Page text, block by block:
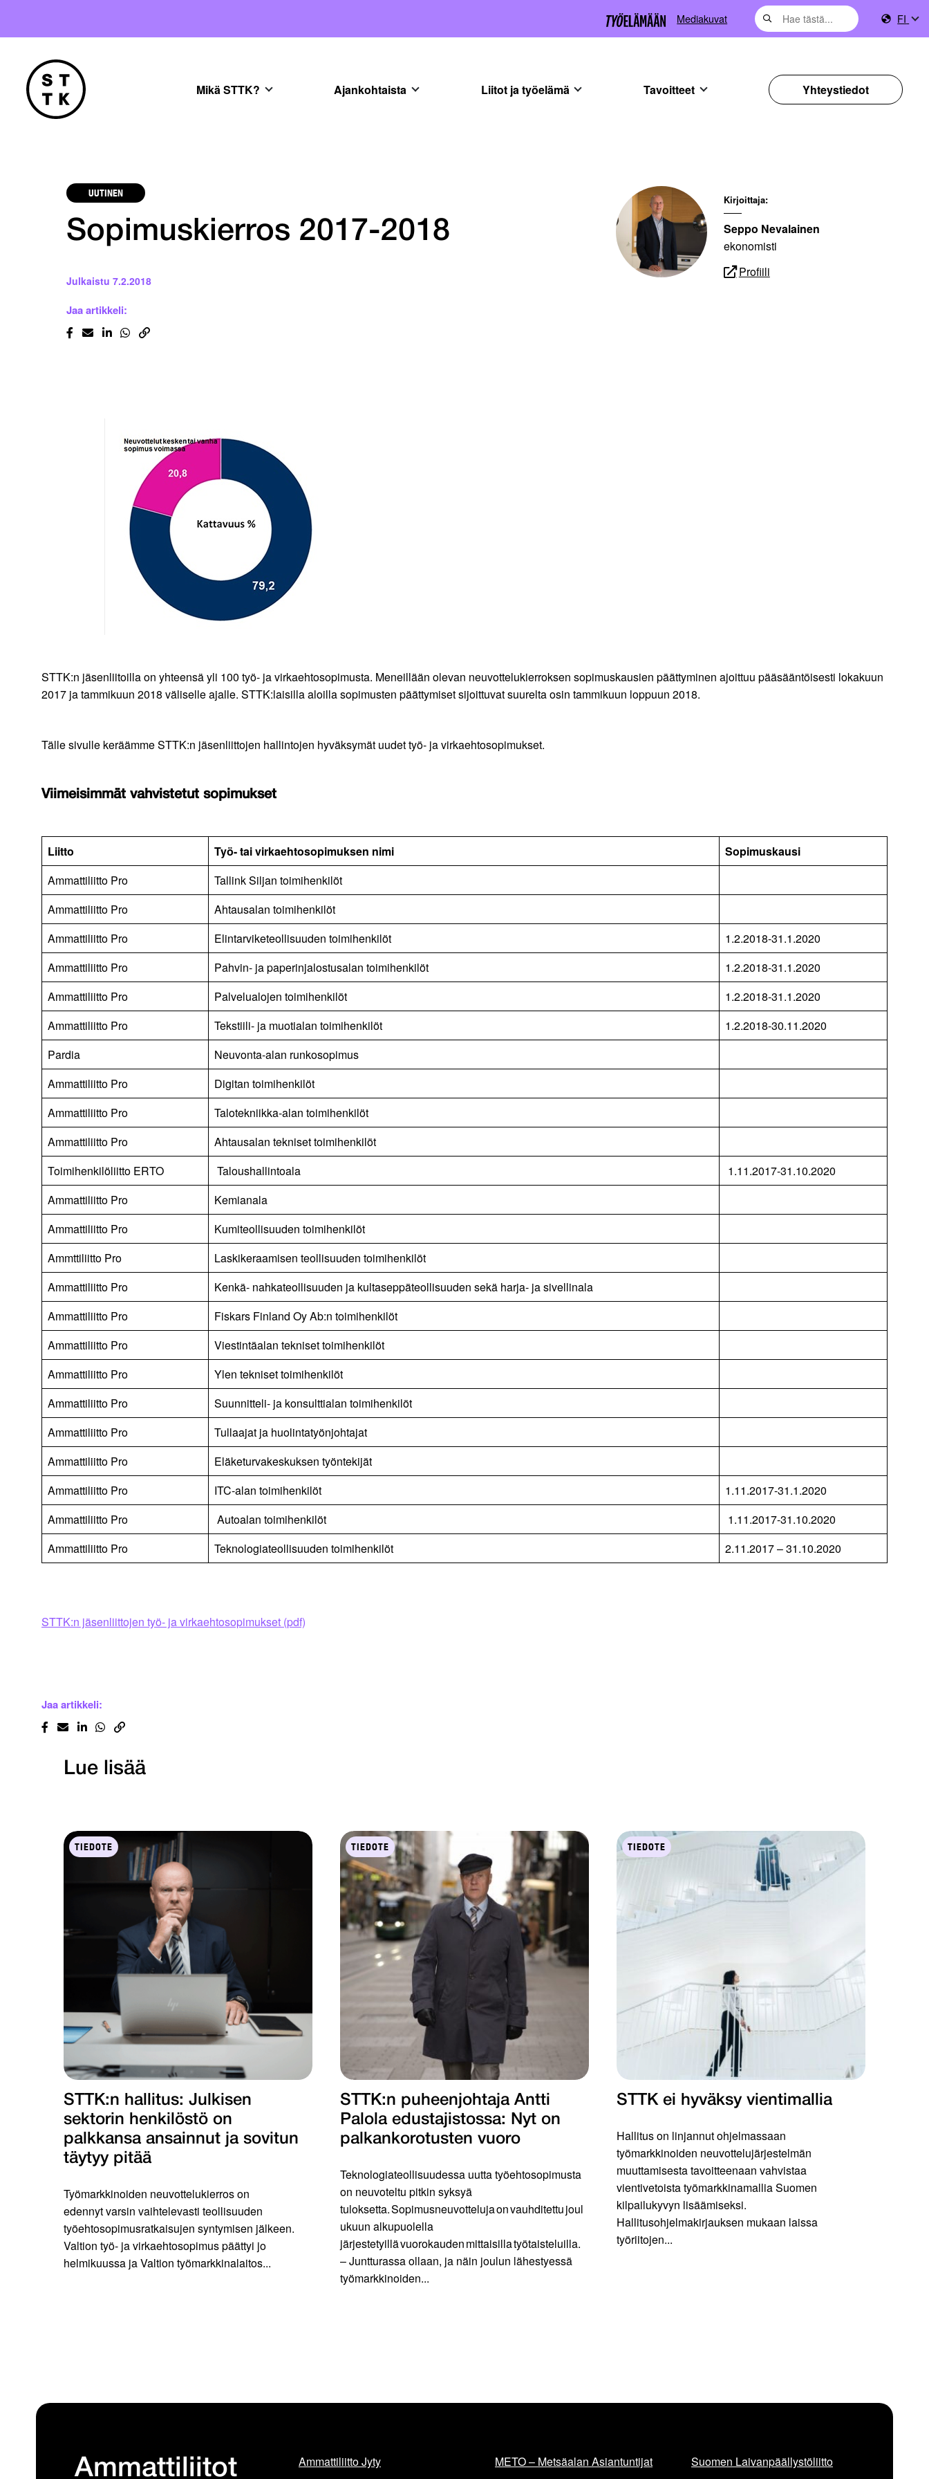
Mediakuvat FI
Mikä STTK? Ajankohtaista Liitot ja työelämä Tavoitteet Yhteystiedot
UUTINEN
Sopimuskierros 2017-2018
Julkaistu 7.2.2018
Kirjoittaja:
Seppo Nevalainen
ekonomisti
Profiili
Jaa artikkeli:
STTK:n jäsenliitoilla on yhteensä yli 100 työ- ja virkaehtosopimusta. Meneillään olevan neuvottelukierroksen sopimuskausien päättyminen ajoittuu pääsääntöisesti lokakuun
2017 ja tammikuun 2018 väliselle ajalle. STTK:laisilla aloilla sopimusten päättymiset sijoittuvat suurelta osin tammikuun loppuun 2018.
Tälle sivulle keräämme STTK:n jäsenliittojen hallintojen hyväksymät uudet työ- ja virkaehtosopimukset.
Viimeisimmät vahvistetut sopimukset
Liitto Työ- tai virkaehtosopimuksen nimi
Sopimuskausi
Ammattiliitto Pro
Tallink Siljan toimihenkilöt
Ammattiliitto Pro
Ahtausalan toimihenkilöt
Ammattiliitto Pro
Elintarviketeollisuuden toimihenkilöt
1.2.2018-31.1.2020
Ammattiliitto Pro
Pahvin- ja paperinjalostusalan toimihenkilöt
1.2.2018-31.1.2020
Ammattiliitto Pro
Palvelualojen toimihenkilöt
1.2.2018-31.1.2020
Ammattiliitto Pro
Tekstiili- ja muotialan toimihenkilöt
1.2.2018-30.11.2020
Pardia
Neuvonta-alan runkosopimus
Ammattiliitto Pro
Digitan toimihenkilöt
Ammattiliitto Pro
Talotekniikka-alan toimihenkilöt
Ammattiliitto Pro
Ahtausalan tekniset toimihenkilöt
Toimihenkilöliitto ERTO
Taloushallintoala
1.11.2017-31.10.2020
Ammattiliitto Pro
Kemianala
Ammattiliitto Pro
Kumiteollisuuden toimihenkilöt
Ammttiliitto Pro
Laskikeraamisen teollisuuden toimihenkilöt
Ammattiliitto Pro
Kenkä- nahkateollisuuden ja kultaseppäteollisuuden sekä harja- ja sivellinala
Ammattiliitto Pro
Fiskars Finland Oy Ab:n toimihenkilöt
Ammattiliitto Pro
Viestintäalan tekniset toimihenkilöt
Ammattiliitto Pro
Ylen tekniset toimihenkilöt
Ammattiliitto Pro
Suunnitteli- ja konsulttialan toimihenkilöt
Ammattiliitto Pro
Tullaajat ja huolintatyönjohtajat
Ammattiliitto Pro
Eläketurvakeskuksen työntekijät
Ammattiliitto Pro
ITC-alan toimihenkilöt
1.11.2017-31.1.2020
Ammattiliitto Pro
Autoalan toimihenkilöt
1.11.2017-31.10.2020
Ammattiliitto Pro
Teknologiateollisuuden toimihenkilöt 2.11.2017 – 31.10.2020
STTK:n jäsenliittojen työ- ja virkaehtosopimukset (pdf)
Jaa artikkeli:
Lue lisää
TIEDOTE
STTK:n hallitus: Julkisen
sektorin henkilöstö on
palkkansa ansainnut ja sovitun
täytyy pitää
Työmarkkinoiden neuvottelukierros on
edennyt varsin vaihtelevasti teollisuuden
työehtosopimusratkaisujen syntymisen jälkeen.
Valtion työ- ja virkaehtosopimus päättyi jo
helmikuussa ja Valtion työmarkkinalaitos...
TIEDOTE
STTK:n puheenjohtaja Antti
Palola edustajistossa: Nyt on
palkankorotusten vuoro
Teknologiateollisuudessa uutta työehtosopimusta
on neuvoteltu pitkin syksyä
tuloksetta. Sopimusneuvotteluja on vauhditettu joul
ukuun alkupuolella
järjestetyillä vuorokauden mittaisilla työtaisteluilla.
– Juntturassa ollaan, ja näin joulun lähestyessä
työmarkkinoiden...
TIEDOTE
STTK ei hyväksy vientimallia
Hallitus on linjannut ohjelmassaan
työmarkkinoiden neuvottelujärjestelmän
muuttamisesta tavoitteenaan vahvistaa
vientivetoista työmarkkinamallia Suomen
kilpailukyvyn lisäämiseksi.
Hallitusohjelmakirjauksen mukaan laissa
työriitojen...
Ammattiliitot Ammattiliitto Jyty METO – Metsäalan Asiantuntijat Suomen Laivanpäällystöliitto